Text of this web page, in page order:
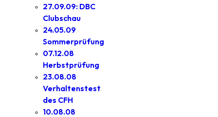
27.09.09: DBC
Clubschau
24.05.09
Sommerprüfung
07.12.08
Herbstprüfung
23.08.08
Verhaltenstest
des CFH
10.08.08